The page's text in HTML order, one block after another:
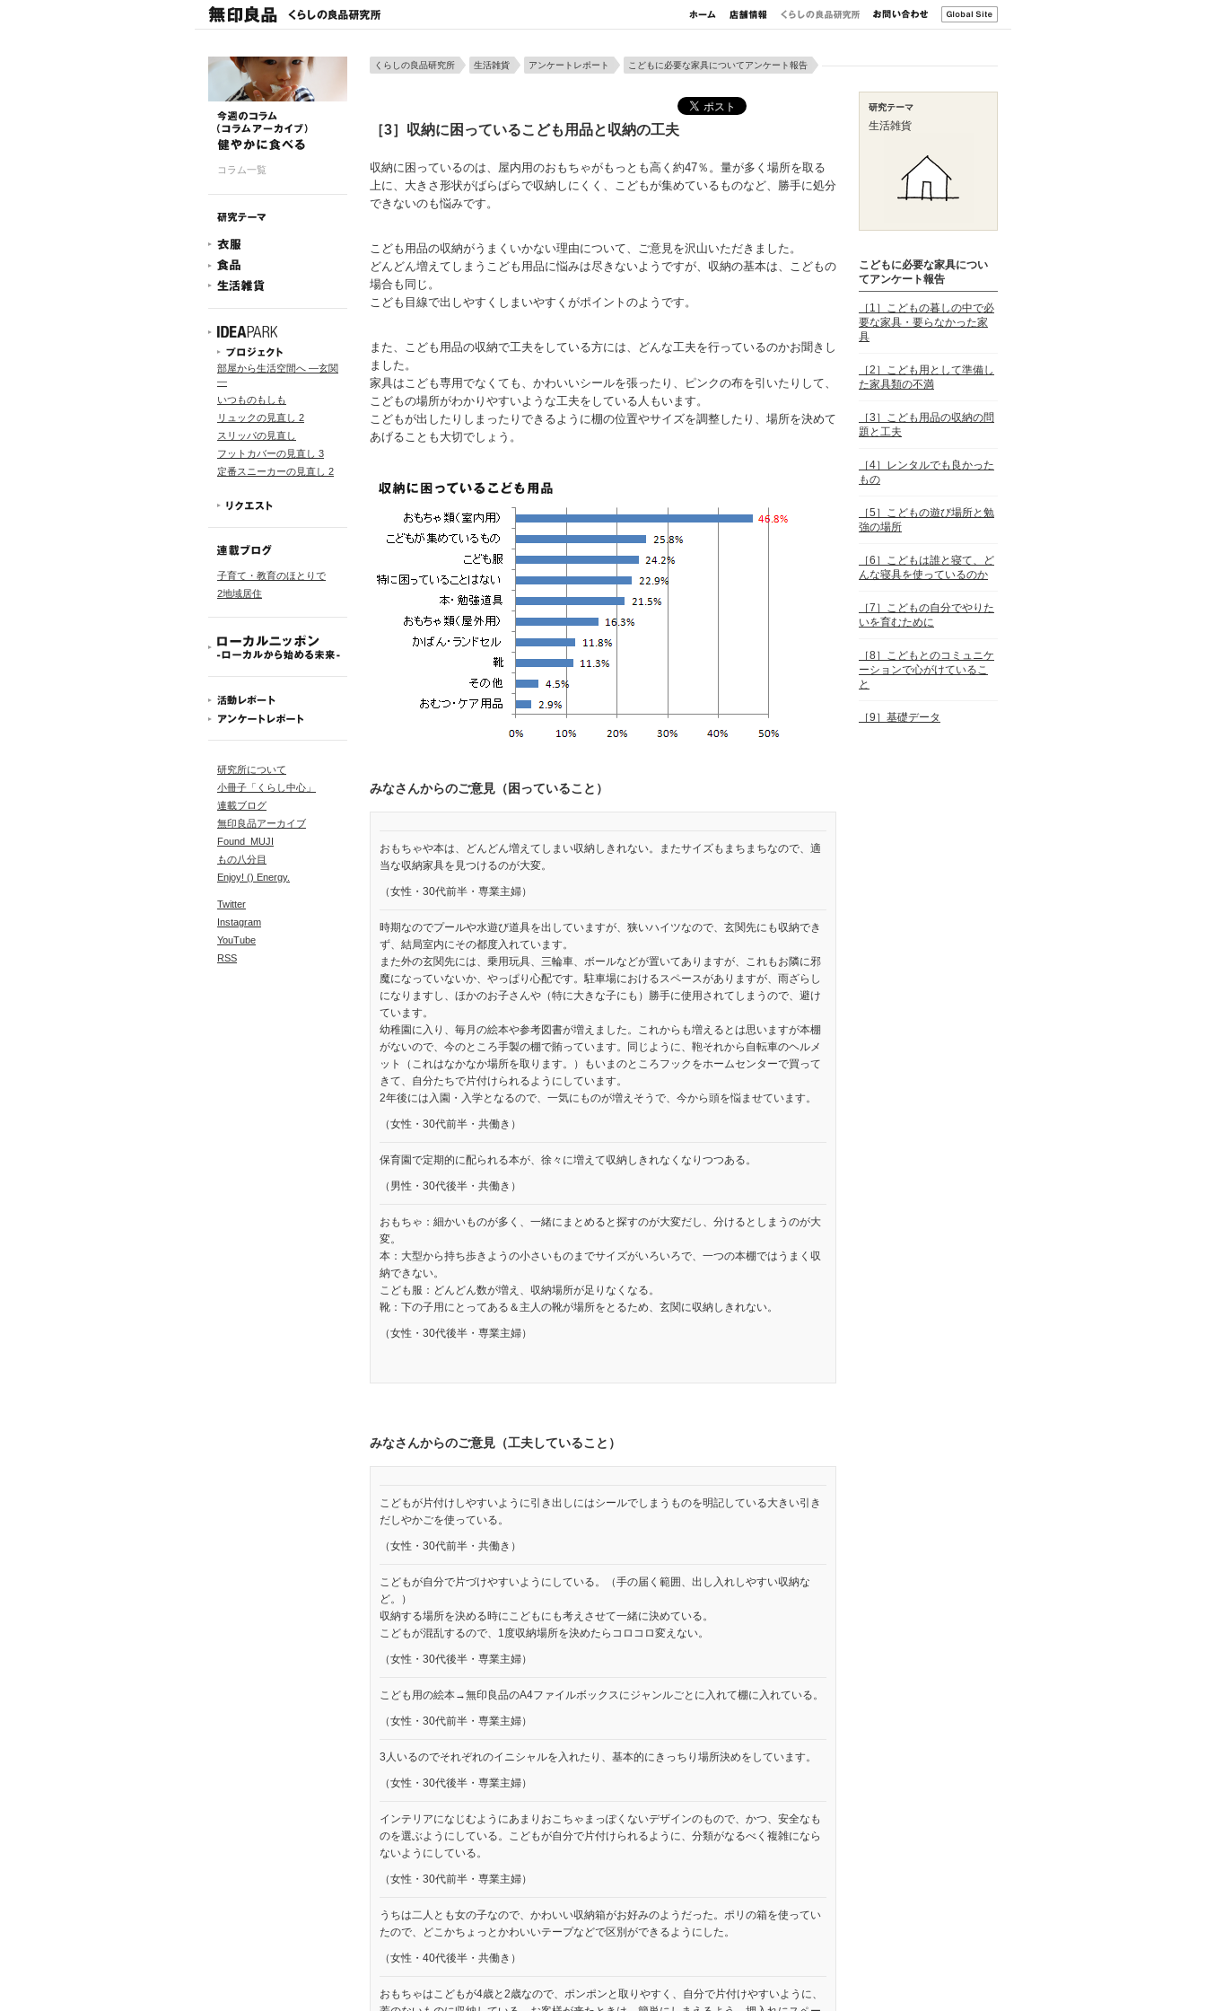
コラム一覧
部屋から生活空間へ ―玄関
―
いつものもしも
リュックの見直し 2
スリッパの見直し
フットカバーの見直し 3
定番スニーカーの見直し 2
子育て・教育のほとりで
2地域居住
研究所について
小冊子「くらし中心」
連載ブログ
無印良品アーカイブ
Found_MUJI
もの八分目
Enjoy! () Energy.
Twitter
Instagram
YouTube
RSS
くらしの良品研究所 生活雑貨 アンケートレポート こどもに必要な家具についてアンケート報告
［3］収納に困っているこども用品と収納の工夫
収納に困っているのは、屋内用のおもちゃがもっとも高く約47％。量が多く場所を取る
上に、大きさ形状がばらばらで収納しにくく、こどもが集めているものなど、勝手に処分
できないのも悩みです。
こども用品の収納がうまくいかない理由について、ご意見を沢山いただきました。
どんどん増えてしまうこども用品に悩みは尽きないようですが、収納の基本は、こどもの
場合も同じ。
こども目線で出しやすくしまいやすくがポイントのようです。
また、こども用品の収納で工夫をしている方には、どんな工夫を行っているのかお聞きし
ました。
家具はこども専用でなくても、かわいいシールを張ったり、ピンクの布を引いたりして、
こどもの場所がわかりやすいような工夫をしている人もいます。
こどもが出したりしまったりできるように棚の位置やサイズを調整したり、場所を決めて
あげることも大切でしょう。
みなさんからのご意見（困っていること）
おもちゃや本は、どんどん増えてしまい収納しきれない。またサイズもまちまちなので、適
当な収納家具を見つけるのが大変。
（女性・30代前半・専業主婦）
時期なのでプールや水遊び道具を出していますが、狭いハイツなので、玄関先にも収納でき
ず、結局室内にその都度入れています。
また外の玄関先には、乗用玩具、三輪車、ボールなどが置いてありますが、これもお隣に邪
魔になっていないか、やっぱり心配です。駐車場におけるスペースがありますが、雨ざらし
になりますし、ほかのお子さんや（特に大きな子にも）勝手に使用されてしまうので、避け
ています。
幼稚園に入り、毎月の絵本や参考図書が増えました。これからも増えるとは思いますが本棚
がないので、今のところ手製の棚で賄っています。同じように、鞄それから自転車のヘルメ
ット（これはなかなか場所を取ります。）もいまのところフックをホームセンターで買って
きて、自分たちで片付けられるようにしています。
2年後には入園・入学となるので、一気にものが増えそうで、今から頭を悩ませています。
（女性・30代前半・共働き）
保育園で定期的に配られる本が、徐々に増えて収納しきれなくなりつつある。
（男性・30代後半・共働き）
おもちゃ：細かいものが多く、一緒にまとめると探すのが大変だし、分けるとしまうのが大
変。
本：大型から持ち歩きようの小さいものまでサイズがいろいろで、一つの本棚ではうまく収
納できない。
こども服：どんどん数が増え、収納場所が足りなくなる。
靴：下の子用にとってある＆主人の靴が場所をとるため、玄関に収納しきれない。
（女性・30代後半・専業主婦）
みなさんからのご意見（工夫していること）
こどもが片付けしやすいように引き出しにはシールでしまうものを明記している大きい引き
だしやかごを使っている。
（女性・30代前半・共働き）
こどもが自分で片づけやすいようにしている。（手の届く範囲、出し入れしやすい収納な
ど。）
収納する場所を決める時にこどもにも考えさせて一緒に決めている。
こどもが混乱するので、1度収納場所を決めたらコロコロ変えない。
（女性・30代後半・専業主婦）
こども用の絵本→無印良品のA4ファイルボックスにジャンルごとに入れて棚に入れている。
（女性・30代前半・専業主婦）
3人いるのでそれぞれのイニシャルを入れたり、基本的にきっちり場所決めをしています。
（女性・30代後半・専業主婦）
インテリアになじむようにあまりおこちゃまっぽくないデザインのもので、かつ、安全なも
のを選ぶようにしている。こどもが自分で片付けられるように、分類がなるべく複雑になら
ないようにしている。
（女性・30代前半・専業主婦）
うちは二人とも女の子なので、かわいい収納箱がお好みのようだった。ポリの箱を使ってい
たので、どこかちょっとかわいいテープなどで区別ができるようにした。
（女性・40代後半・共働き）
おもちゃはこどもが4歳と2歳なので、ポンポンと取りやすく、自分で片付けやすいように、
研究テーマ
生活雑貨
こどもに必要な家具につい
てアンケート報告
［1］こどもの暮しの中で必
要な家具・要らなかった家
具
［2］こども用として準備し
た家具類の不満
［3］こども用品の収納の問
題と工夫
［4］レンタルでも良かった
もの
［5］こどもの遊び場所と勉
強の場所
［6］こどもは誰と寝て、ど
んな寝具を使っているのか
［7］こどもの自分でやりた
いを育むために
［8］こどもとのコミュニケ
ーションで心がけているこ
と
［9］基礎データ